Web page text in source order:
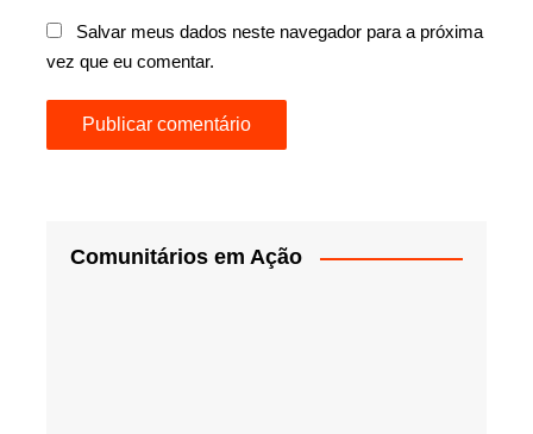
Salvar meus dados neste navegador para a próxima
vez que eu comentar.
Comunitários em Ação